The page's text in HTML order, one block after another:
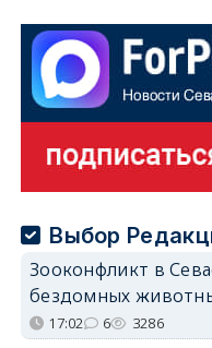
Выбор
Зооконфликт в
бездомных
17:02 6 3286